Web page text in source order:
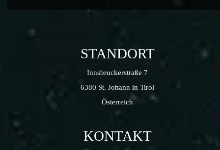
STANDORT
Innsbruckerstraße 7
6380 St. Johann in Tirol
Österreich
KONTAKT